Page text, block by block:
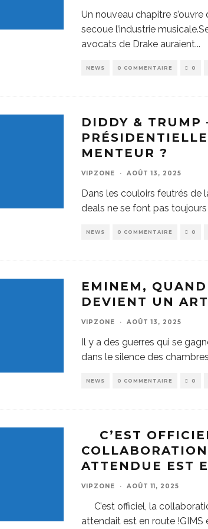
Un nouveau chapitre
secoue l’industrie
avocats de Drake auraient...
NEWS 0 COMMENTAIRE 0
DIDDY & TRUMP
MENTEUR ?
VIPZONE · AOÛT 13, 2025
Dans les couloirs feutrés de
deals ne se font pas
NEWS 0 COMMENTAIRE 0
EMINEM,
DEVIENT UN ART
VIPZONE · AOÛT 13, 2025
Il y a des guerres qui se
dans le silence des
NEWS 0 COMMENTAIRE 0
C’EST
ATTENDUE EST
VIPZONE · AOÛT 11, 2025
C’est officiel, la
attendait est en route !GIMS